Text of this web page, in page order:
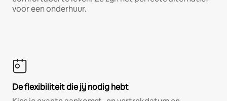
voor een onderhuur.
De flexibiliteit die jij nodig hebt